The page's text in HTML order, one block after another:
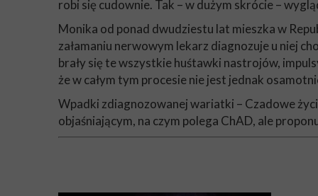
robi się cudownie. Tak – w dużym skrócie –
Monika od ponad dwudziestu lat mieszka w
załamaniu nerwowym lekarz diagnozuje u niej
brały się te wszystkie huśtawki nastrojów,
że w całym tym procesie nie jest jednak
Wpadki zdiagnozowanej wariatki – Czadowe
objaśniającym, na czym polega ChAD, ale